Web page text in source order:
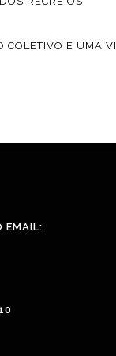
COLETIVO E UMA
EMAIL: